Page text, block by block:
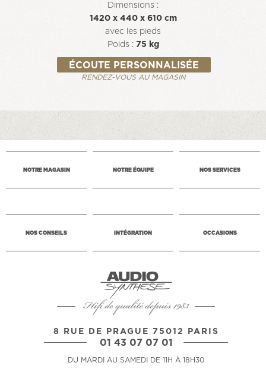
Dimensions :
1420 x 440 x 610 cm
avec les pieds
Poids : 75 kg
ÉCOUTE PERSONNALISÉE
RENDEZ-VOUS AU MAGASIN
NOTRE MAGASIN NOTRE ÉQUIPE NOS SERVICES
NOS CONSEILS INTÉGRATION OCCASIONS
Hifi de qualité depuis 1983
8 RUE DE PRAGUE 75012 PARIS
01 43 07 07 01
DU MARDI AU SAMEDI DE 11H À 18H30